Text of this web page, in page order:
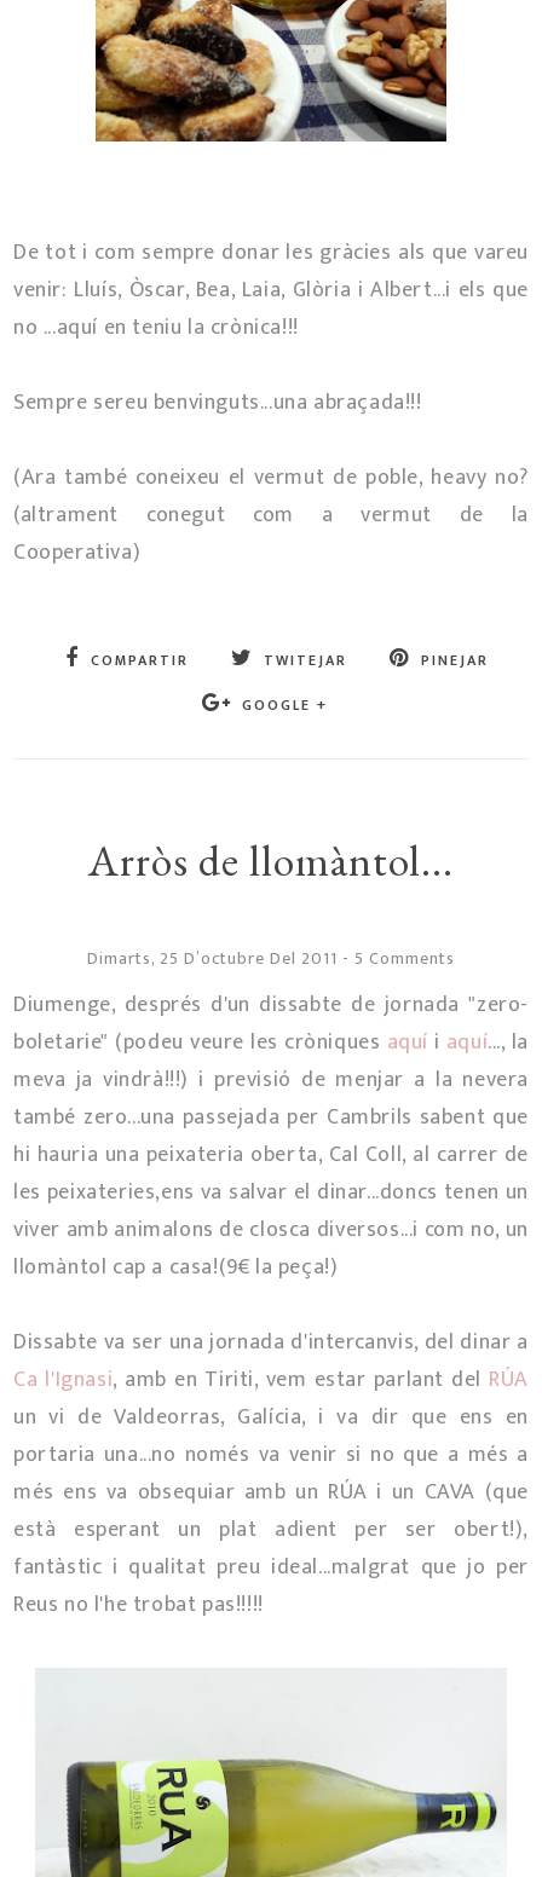
De tot i com sempre donar les gràcies als que vareu
venir: Lluís, Òscar, Bea, Laia, Glòria i Albert...i els que
no ...aquí en teniu la crònica!!!
Sempre sereu benvinguts...una abraçada!!!
(Ara també coneixeu el vermut de poble, heavy no?
(altrament conegut com a vermut de la
Cooperativa)
COMPARTIR TWITEJAR
PINEJAR
GOOGLE +
Arròs de llomàntol...
Dimarts, 25 D’octubre Del 2011 - 5 Comments
Diumenge, després d'un dissabte de jornada "zero-
boletarie" (podeu veure les cròniques aquí i aquí..., la
meva ja vindrà!!!) i previsió de menjar a la nevera
també zero...una passejada per Cambrils sabent que
hi hauria una peixateria oberta, Cal Coll, al carrer de
les peixateries,ens va salvar el dinar...doncs tenen un
viver amb animalons de closca diversos...i com no, un
llomàntol cap a casa!(9€ la peça!)
Dissabte va ser una jornada d'intercanvis, del dinar a
Ca l'Ignasi, amb en Tiriti, vem estar parlant del RÚA
un vi de Valdeorras, Galícia, i va dir que ens en
portaria una...no només va venir si no que a més a
més ens va obsequiar amb un RÚA i un CAVA (que
està esperant un plat adient per ser obert!),
fantàstic i qualitat preu ideal...malgrat que jo per
Reus no l'he trobat pas!!!!!